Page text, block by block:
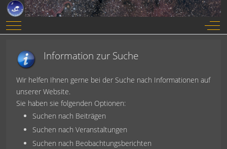
Mobile Menu Toggle Off-
Information zur Suche
Wir helfen Ihnen gerne bei der Suche nach Informationen auf
unserer Website.
Sie haben sie folgenden Optionen:
Suchen nach Beiträgen
Suchen nach Veranstaltungen
Suchen nach Beobachtungsberichten